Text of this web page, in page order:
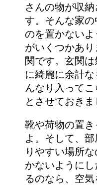
さんの物が収
す。そんな家
のを置かない
がいくつかあ
関です。玄関
に綺麗に余計
んなり入って
とさせておきま
靴や荷物の置
よ。そして、
りやすい場所
かないように
るのなら、空